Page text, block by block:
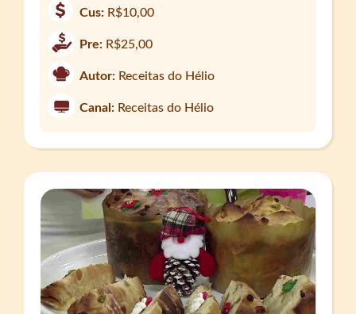
Cus: R$10,00
Pre: R$25,00
Autor: Receitas do Hélio
Canal: Receitas do Hélio